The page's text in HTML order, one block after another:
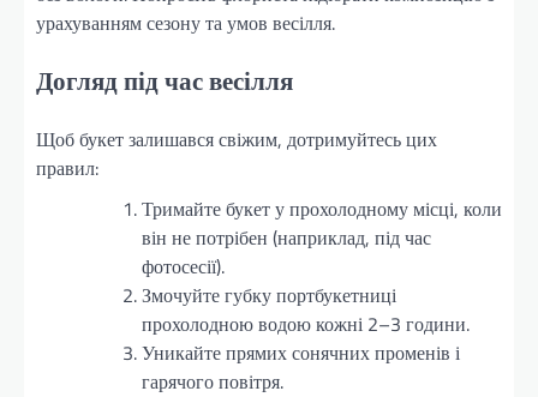
урахуванням сезону та умов весілля.
Догляд під час весілля
Щоб букет залишався свіжим, дотримуйтесь цих
правил:
Тримайте букет у прохолодному місці, коли
він не потрібен (наприклад, під час
фотосесії).
Змочуйте губку портбукетниці
прохолодною водою кожні 2–3 години.
Уникайте прямих сонячних променів і
гарячого повітря.